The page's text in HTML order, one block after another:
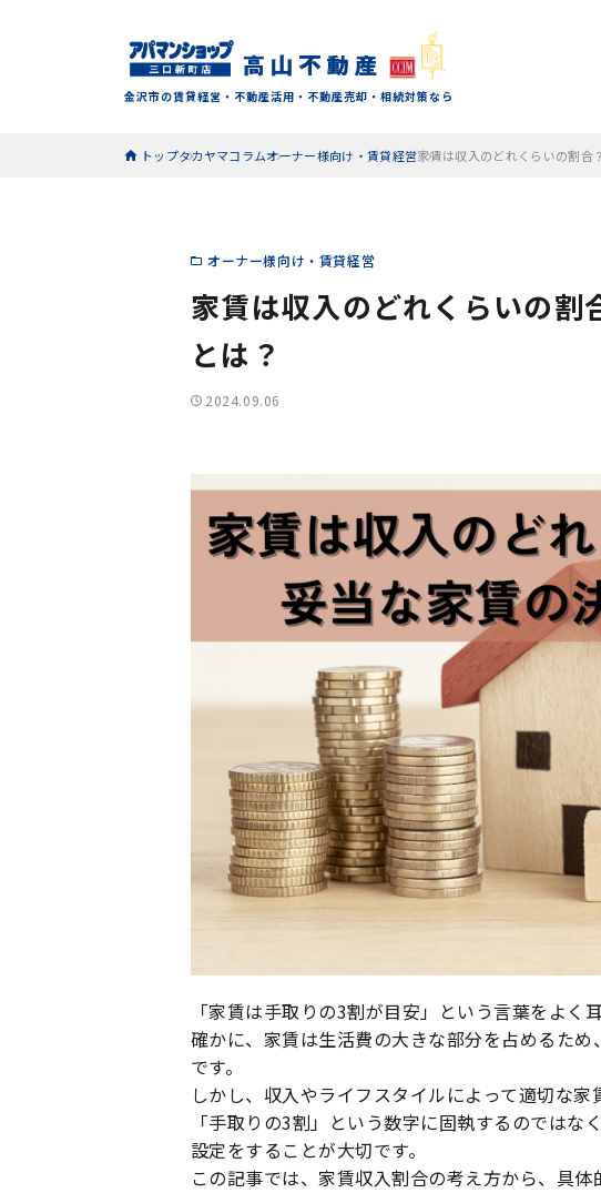
金沢市の賃貸経営・不動産活用・不動産売却・相続対策なら
トップタカヤマコラムオーナー様向け・賃貸経営家賃は収入のどれくらいの割合
オーナー様向け・賃貸経営
家賃は収入のどれくらいの割
とは？
2024.09.06
「家賃は手取りの3割が目安」という言葉をよく
確かに、家賃は生活費の大きな部分を占めるた
です。
しかし、収入やライフスタイルによって適切な家
「手取りの3割」という数字に固執するのでは
設定をすることが大切です。
この記事では、家賃収入割合の考え方から、具体